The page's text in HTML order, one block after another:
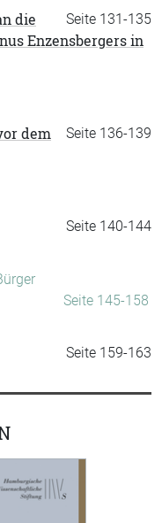
Seite 131-135
die
Enzensbergers in
Seite 136-139
dem
Seite 140-144
Seite 145-158
Seite 159-163